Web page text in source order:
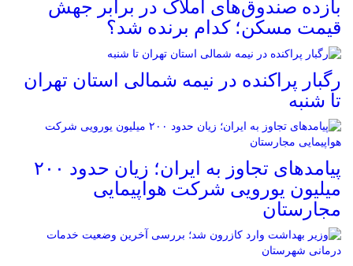
بازده صندوق‌های املاک در برابر جهش
قیمت مسکن؛ کدام برنده شد؟
رگبار پراکنده در نیمه شمالی استان تهران
تا شنبه
پیامدهای تجاوز به ایران؛ زیان حدود ۲۰۰
میلیون یورویی شرکت هواپیمایی
مجارستان